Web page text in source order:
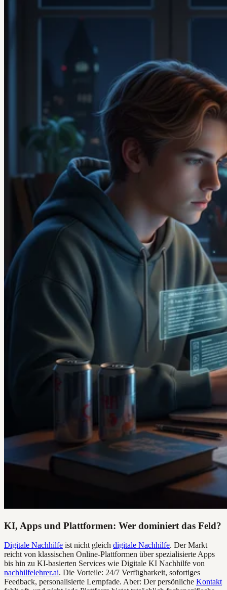
KI, Apps und Plattformen: Wer dominiert das Feld?
Digitale Nachhilfe ist nicht gleich digitale Nachhilfe. Der Markt
reicht von klassischen Online-Plattformen über spezialisierte Apps
bis hin zu KI-basierten Services wie Digitale KI Nachhilfe von
nachhilfelehrer.ai. Die Vorteile: 24/7 Verfügbarkeit, sofortiges
Feedback, personalisierte Lernpfade. Aber: Der persönliche Kontakt